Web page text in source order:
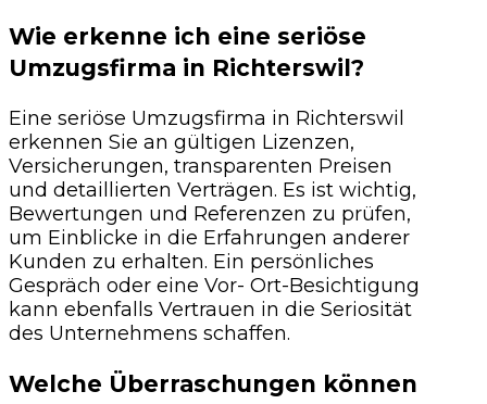
Wie erkenne ich eine seriöse
Umzugsfirma in Richterswil?
Eine seriöse Umzugsfirma in Richterswil
erkennen Sie an gültigen Lizenzen,
Versicherungen, transparenten Preisen
und detaillierten Verträgen. Es ist wichtig,
Bewertungen und Referenzen zu prüfen,
um Einblicke in die Erfahrungen anderer
Kunden zu erhalten. Ein persönliches
Gespräch oder eine Vor- Ort-Besichtigung
kann ebenfalls Vertrauen in die Seriosität
des Unternehmens schaffen.
Welche Überraschungen können